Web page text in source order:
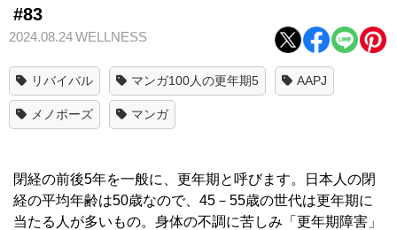
#83
2024.08.24WELLNESS
リバイバル マンガ100人の更年期5 AAPJ
メノポーズ マンガ
閉経の前後5年を一般に、更年期と呼びます。日本人の閉
経の平均年齢は50歳なので、45－55歳の世代は更年期に
当たる人が多いもの。身体の不調に苦しみ「更年期障害」